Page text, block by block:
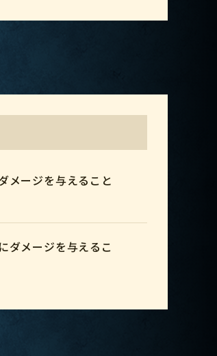
メージを与えること
ダメージを与えるこ